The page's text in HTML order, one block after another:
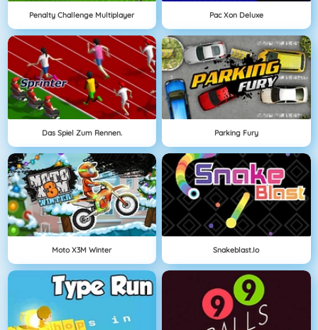
Penalty Challenge Multiplayer Pac Xon Deluxe
Das Spiel Zum Rennen. Parking Fury
Moto X3M Winter Snakeblast.io